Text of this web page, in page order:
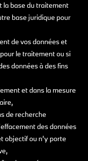
la base du traitement
base juridique pour
de vos données et
le traitement ou si
données à des fins
et dans la mesure
de recherche
des données
objectif ou n’y porte